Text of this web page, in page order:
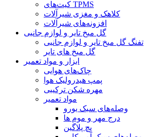
کیت‌های TPMS
کلاهک و مغزی شیرآلات
افزونه‌های شیرآلات
گل میخ تایر و لوازم جانبی
تفنگ گل میخ تایر و لوازم جانبی
گل میخ های تایر
ابزار و مواد تعمیر
چاک‌های هوایی
پمپ هیدرولیک هوا
مهره شکن ترکیبی
مواد تعمیر
وصله‌های سبک یورو
درج مهر و موم ها
پچ پلاگین